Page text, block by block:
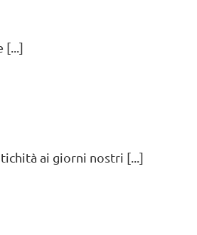
[...]
ai giorni nostri [...]